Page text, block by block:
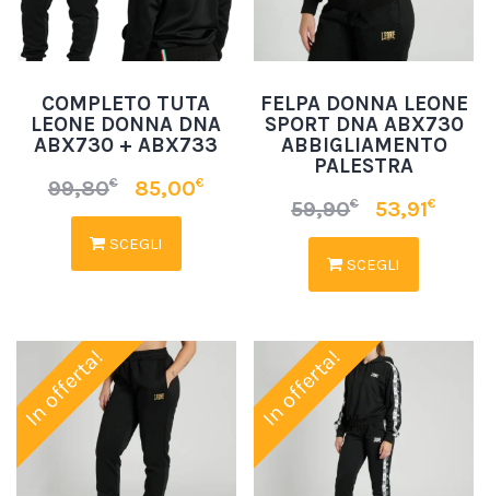
COMPLETO TUTA
LEONE DONNA DNA
ABX730 + ABX733
99,80€ 85,00€
SCEGLI
FELPA DONNA LEONE
SPORT DNA ABX730
ABBIGLIAMENTO
PALESTRA
59,90€ 53,91€
SCEGLI
In offerta! In offerta!